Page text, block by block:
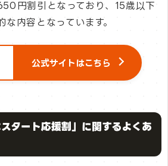
円割引となっており、15歳以下
内容となっています。
公式サイトはこちら
タート応援割」に関するよくあ